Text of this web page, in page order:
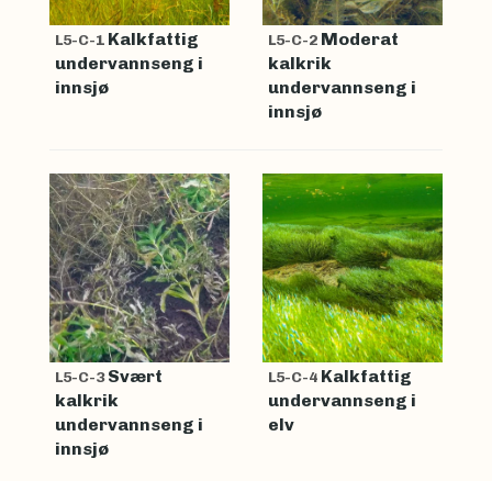
L5-C-1 Kalkfattig
undervannseng i
innsjø
L5-C-2 Moderat
kalkrik
undervannseng i
innsjø
L5-C-3Svært
kalkrik
undervannseng i
innsjø
L5-C-4 Kalkfattig
undervannseng i
elv